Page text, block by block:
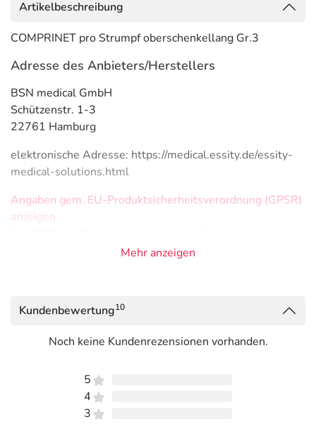
Artikelbeschreibung
COMPRINET pro Strumpf oberschenkellang Gr.3
Adresse des Anbieters/Herstellers
BSN medical GmbH
Schützenstr. 1-3
22761 Hamburg
elektronische Adresse: https://medical.essity.de/essity-
medical-solutions.html
Angaben gem. EU-Produktsicherheitsverordnung (GPSR)
anzeigen
Mehr anzeigen
Kundenbewertung10
Noch keine Kundenrezensionen vorhanden.
5
4
3